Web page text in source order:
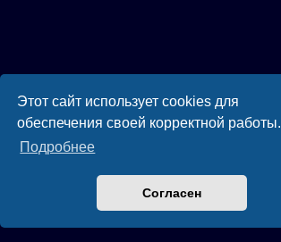
Этот сайт использует cookies для
обеспечения своей корректной работы.
Подробнее
Согласен